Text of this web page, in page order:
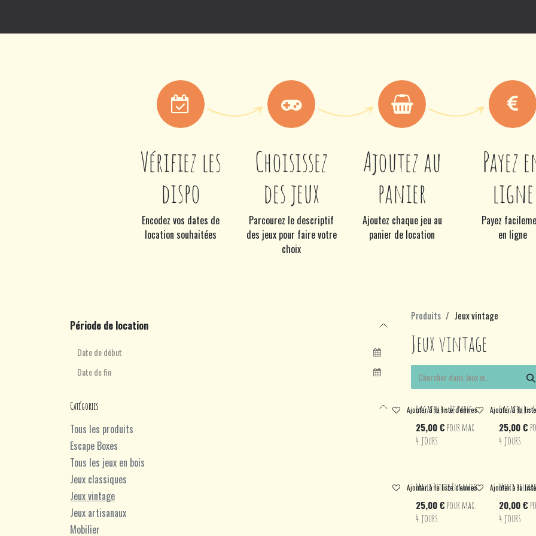
Vérifiez les
dispo
Encodez vos dates de
location souhaitées
Choisissez
des jeux
Parcourez le descriptif
des jeux pour faire votre
choix
Ajoutez au
panier
Ajoutez chaque jeu au
panier de location
Payez
ligne
Payez
en ligne
Période de location
Catégories
Tous les produits
Escape Boxes
Tous les jeux en bois
Jeux classiques
Jeux vintage
Jeux artisanaux
Mobilier
Produits Jeux vintage
Jeux vintage
Bagatelle - De table
25,00€ ​ pour max.
4 jours
Ajouter à la liste d'envies
Bagatelle -
25,00€
4 jours
Ajouter à la
Malle Petite Enfance
25,00€ ​ pour max.
4 jours
Ajouter à la liste d'envies
Mini billard
20,00€
4 jours
Ajouter à la